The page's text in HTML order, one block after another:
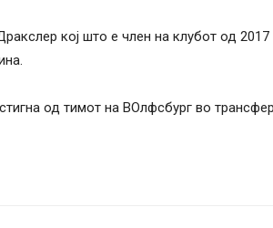
кој што е член на клубот од
од тимот на ВОлфсбург во